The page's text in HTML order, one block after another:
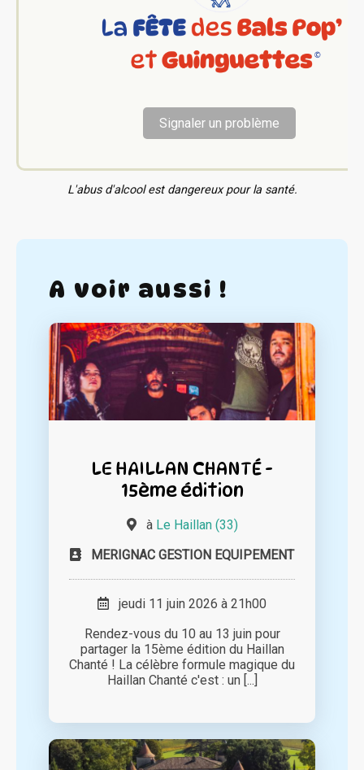
Signaler un problème
L'abus d'alcool est dangereux pour la santé.
A voir aussi !
LE HAILLAN CHANTÉ -
15ème édition
à Le Haillan (33)
MERIGNAC GESTION EQUIPEMENT
jeudi 11 juin 2026 à 21h00
Rendez-vous du 10 au 13 juin pour
partager la 15ème édition du Haillan
Chanté ! La célèbre formule magique du
Haillan Chanté c'est : un [...]